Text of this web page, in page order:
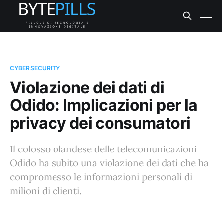
CYBERSECURITY
Violazione dei dati di
Odido: Implicazioni per la
privacy dei consumatori
Il colosso olandese delle telecomunicazioni
Odido ha subito una violazione dei dati che ha
compromesso le informazioni personali di
milioni di clienti.